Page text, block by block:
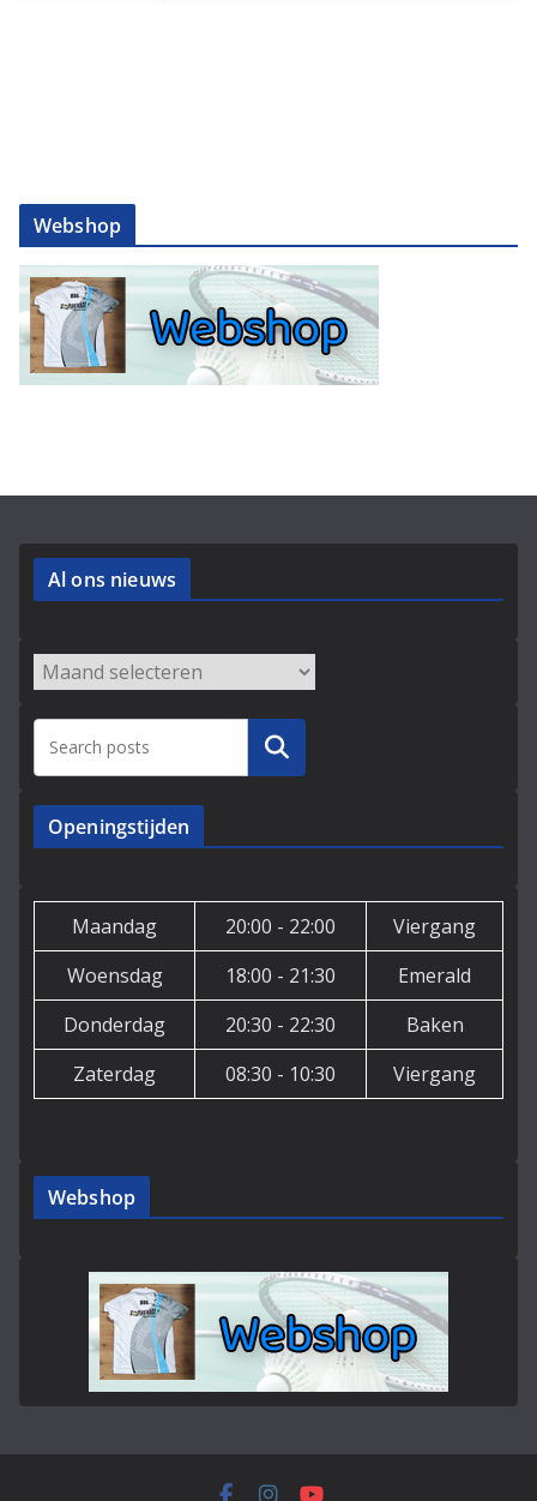
Webshop
Al ons nieuws
Archieven
Zoeken
Openingstijden
Maandag 20:00 - 22:00
Viergang
Woensdag
18:00 - 21:30
Emerald
Donderdag
20:30 - 22:30
Baken
Zaterdag
08:30 - 10:30 Viergang
Webshop